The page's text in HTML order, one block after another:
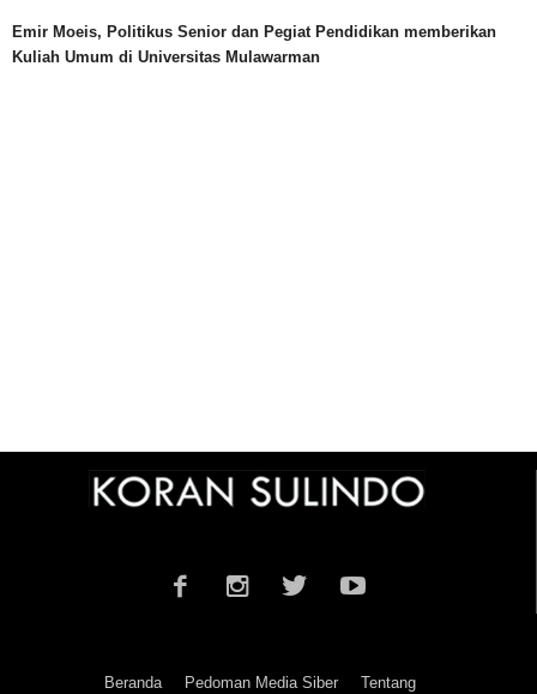
Emir Moeis, Politikus Senior dan Pegiat Pendidikan memberikan
Kuliah Umum di Universitas Mulawarman
Beranda Pedoman Media Siber Tentang